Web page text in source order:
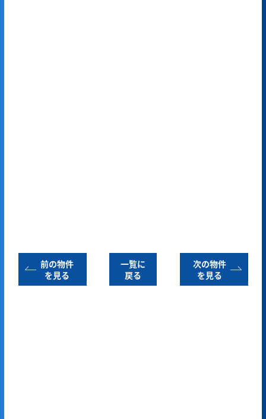
前の物件
を見る
一覧に
戻る
次の物件
を見る